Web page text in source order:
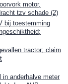
motor,
tzv schade (2)
bij toestemming
tractor; claim
in anderhalve meter